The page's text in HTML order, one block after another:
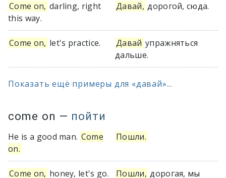
Come on, darling, right
this way.
Давай, дорогой, сюда.
Come on, let's practice. Давай упражняться
дальше.
Показать ещё примеры для «давай»...
come on — пойти
He is a good man. Come
on.
Пошли.
Come on, honey, let's go. Пошли, дорогая, мы